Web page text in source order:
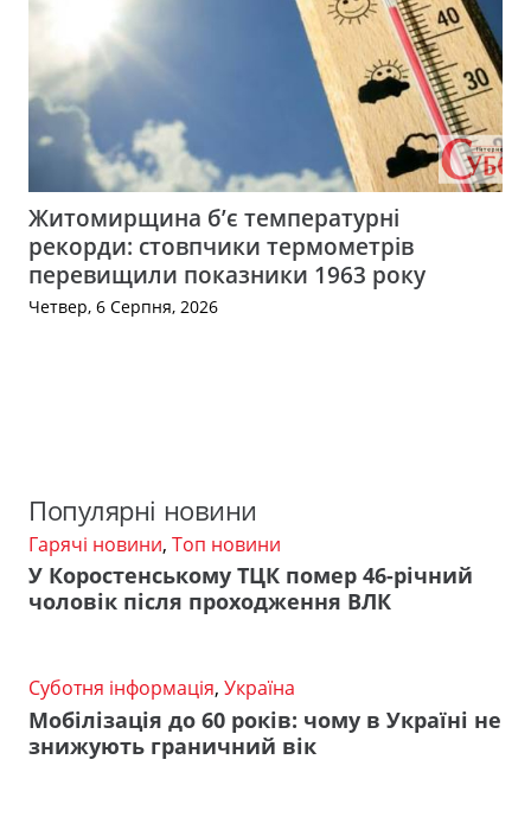
Житомирщина б’є температурні
рекорди: стовпчики термометрів
перевищили показники 1963 року
Четвер, 6 Серпня, 2026
Популярні новини
Гарячі новини, Топ новини
У Коростенському ТЦК помер 46-річний
чоловік після проходження ВЛК
Суботня інформація, Україна
Мобілізація до 60 років: чому в Україні не
знижують граничний вік